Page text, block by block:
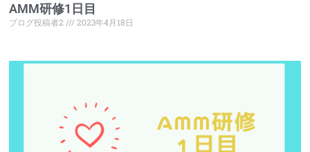
AMM研修1日目
ブログ投稿者2 2023年4月18日